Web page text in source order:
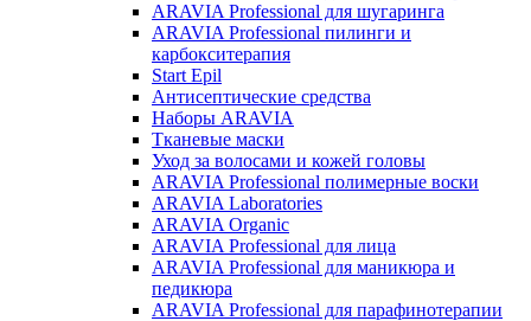
ARAVIA Professional для шугаринга
ARAVIA Professional пилинги и
карбокситерапия
Start Epil
Антисептические средства
Наборы ARAVIA
Тканевые маски
Уход за волосами и кожей головы
ARAVIA Professional полимерные воски
ARAVIA Laboratories
ARAVIA Organic
ARAVIA Professional для лица
ARAVIA Professional для маникюра и
педикюра
ARAVIA Professional для парафинотерапии